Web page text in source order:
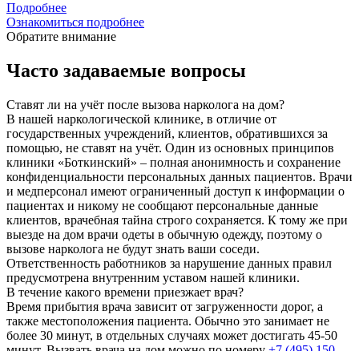
Подробнее
Ознакомиться подробнее
Обратите внимание
Часто задаваемые вопросы
Ставят ли на учёт после вызова нарколога на дом?
В нашей наркологической клинике, в отличие от
государственных учреждений, клиентов, обратившихся за
помощью, не ставят на учёт. Один из основных принципов
клиники «Боткинский» – полная анонимность и сохранение
конфиденциальности персональных данных пациентов. Врачи
и медперсонал имеют ограниченный доступ к информации о
пациентах и никому не сообщают персональные данные
клиентов, врачебная тайна строго сохраняется. К тому же при
выезде на дом врачи одеты в обычную одежду, поэтому о
вызове нарколога не будут знать ваши соседи.
Ответственность работников за нарушение данных правил
предусмотрена внутренним уставом нашей клиники.
В течение какого времени приезжает врач?
Время прибытия врача зависит от загруженности дорог, а
также местоположения пациента. Обычно это занимает не
более 30 минут, в отдельных случаях может достигать 45-50